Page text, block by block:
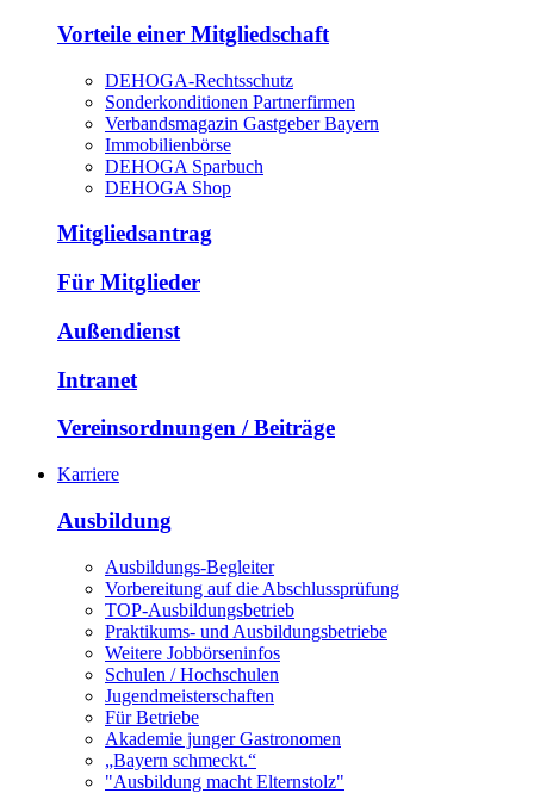
Vorteile einer Mitgliedschaft
DEHOGA-Rechtsschutz
Sonderkonditionen Partnerfirmen
Verbandsmagazin Gastgeber Bayern
Immobilienbörse
DEHOGA Sparbuch
DEHOGA Shop
Mitgliedsantrag
Für Mitglieder
Außendienst
Intranet
Vereinsordnungen / Beiträge
Karriere
Ausbildung
Ausbildungs-Begleiter
Vorbereitung auf die Abschlussprüfung
TOP-Ausbildungsbetrieb
Praktikums- und Ausbildungsbetriebe
Weitere Jobbörseninfos
Schulen / Hochschulen
Jugendmeisterschaften
Für Betriebe
Akademie junger Gastronomen
„Bayern schmeckt.“
"Ausbildung macht Elternstolz"